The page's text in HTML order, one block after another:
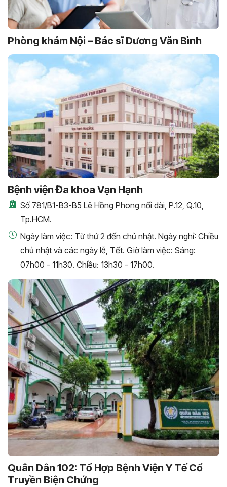
Phòng khám Nội – Bác sĩ Dương Văn Bình
Bệnh viện Đa khoa Vạn Hạnh
Số 781/B1-B3-B5 Lê Hồng Phong nối dài, P.12, Q.10,
Tp.HCM.
Ngày làm việc: Từ thứ 2 đến chủ nhật. Ngày nghỉ: Chiều
chủ nhật và các ngày lễ, Tết. Giờ làm việc: Sáng:
07h00 - 11h30. Chiều: 13h30 - 17h00.
Quân Dân 102: Tổ Hợp Bệnh Viện Y Tế Cổ
Truyền Biện Chứng